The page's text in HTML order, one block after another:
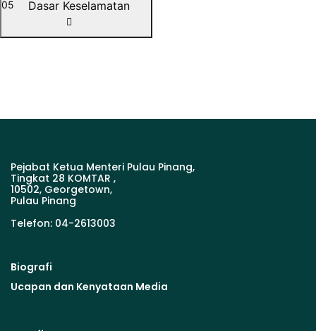
05 Dasar Keselamatan
Pejabat Ketua Menteri Pulau Pinang,
Tingkat 28 KOMTAR ,
10502, Georgetown,
Pulau Pinang
Telefon: 04-2613003
Biografi
Ucapan dan Kenyataan Media